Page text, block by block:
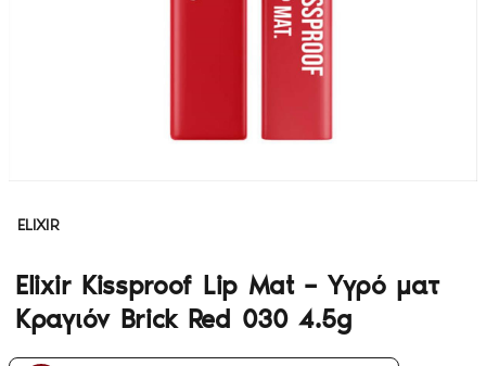
ELIXIR
Elixir Kissproof Lip Mat – Υγρό ματ
Κραγιόν Brick Red 030 4.5g